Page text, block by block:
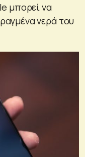
μπορεί να
νερά του